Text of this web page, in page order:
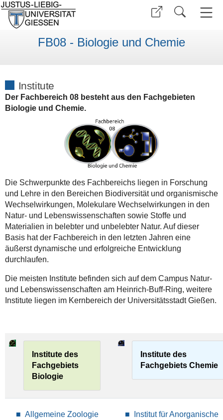
FB08 - Biologie und Chemie
Institute
Der Fachbereich 08 besteht aus den Fachgebieten
Biologie und Chemie.
Die Schwerpunkte des Fachbereichs liegen in Forschung
und Lehre in den Bereichen Biodiversität und organismische
Wechselwirkungen, Molekulare Wechselwirkungen in den
Natur- und Lebenswissenschaften sowie Stoffe und
Materialien in belebter und unbelebter Natur. Auf dieser
Basis hat der Fachbereich in den letzten Jahren eine
äußerst dynamische und erfolgreiche Entwicklung
durchlaufen.
Die meisten Institute befinden sich auf dem Campus Natur-
und Lebenswissenschaften am Heinrich-Buff-Ring, weitere
Institute liegen im Kernbereich der Universitätsstadt Gießen.
Institute des
Fachgebiets
Biologie
Institute des
Fachgebiets Chemie
Allgemeine Zoologie
Institut für Anorganische